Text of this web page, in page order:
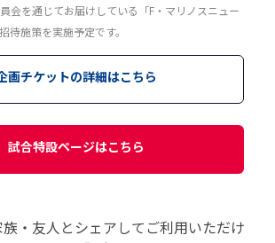
会を通じてお届けしている「F・マリノスニュー
待施策を実施予定です。
画チケットの詳細はこちら
試合特設ページはこちら
・友人とシェアしてご利用いただけ